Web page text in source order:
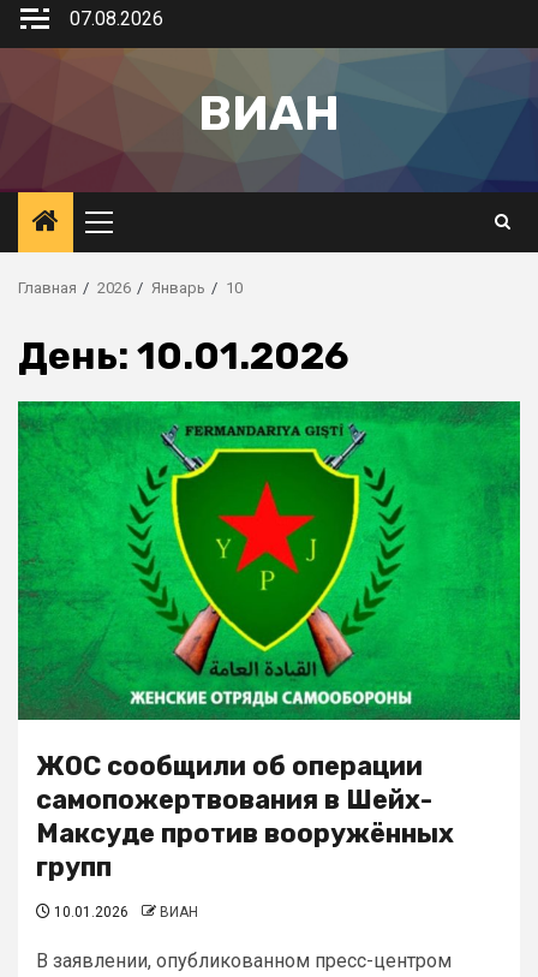
07.08.2026
ВИАН
Главная 2026 Январь 10
День: 10.01.2026
ЖОС сообщили об операции
самопожертвования в Шейх-
Максуде против вооружённых
групп
10.01.2026 ВИАН
В заявлении, опубликованном пресс-центром